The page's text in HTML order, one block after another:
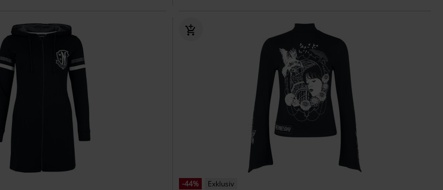
-44%
Exklusiv